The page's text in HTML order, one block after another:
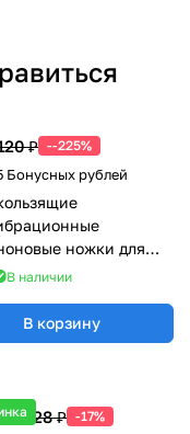
₽ --225%
Бонусных рублей
ножки для
X1/P1
В наличии
В корзину
2 628 ₽ -17%